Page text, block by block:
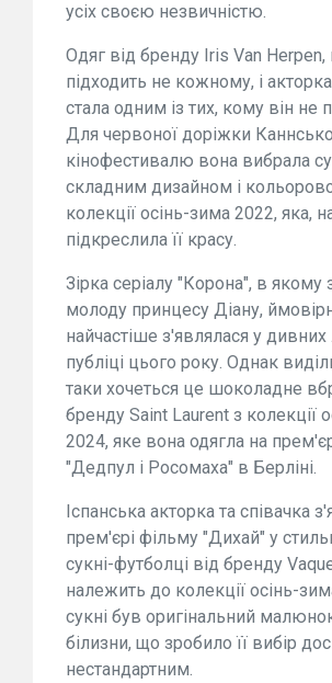
усіх своєю незвичністю.
Одяг від бренду Iris Van Herpen,
підходить не кожному, і
стала одним із тих, кому він не
Для червоної доріжки
кінофестивалю вона вибрала
складним дизайном і
колекції осінь-зима 2022, яка,
підкреслила її красу.
Зірка серіалу "Корона", в якому
молоду принцесу Діану,
найчастіше з'являлася у дивних
публіці цього року. Однак
таки хочеться це шоколадне
бренду Saint Laurent з колекції
2024, яке вона одягла на
"Дедпул і Росомаха" в Берліні.
Іспанська акторка та співачка
прем'єрі фільму "Дихай" у
сукні-футболці від бренду
належить до колекції осінь-
сукні був оригінальний
білизни, що зробило її вибір
нестандартним.